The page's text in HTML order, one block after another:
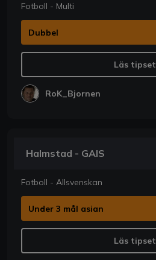
Fotboll - Multi
Dubbel
Läs tipset
RoK_Bjornen
Halmstad - GAIS
Fotboll - Allsvenskan
Under 3 mål asian
Läs tipset